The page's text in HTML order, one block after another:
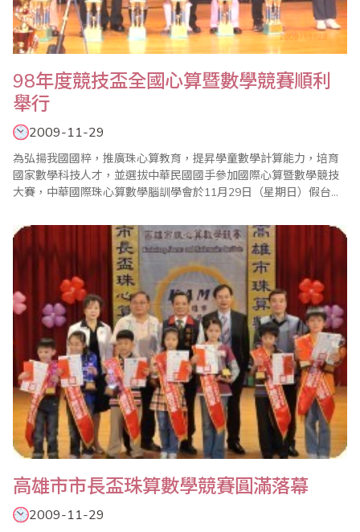
98年度競技盃全國心算暨數學競賽順利
舉行
2009-11-29
為弘揚我國國粹，推廣珠心算教育，提昇學童數學計算能力，培育
國家數學科技人才，並選拔中華民國國手參加國際心算暨數學競技
大賽，中華國際珠心算數學腦訓學會於11月29日（星期日）假台北
算暨數學競賽』。 本屆比賽由於受到新流感的影響，因此參賽選手
的人數僅剩歷屆的3分之1左右，計有來自全國各地之國民中、小學
及幼稚園選手300名參賽，且參賽的選..
高雄市市長盃珠算數學競賽圓滿落幕
2009-11-29